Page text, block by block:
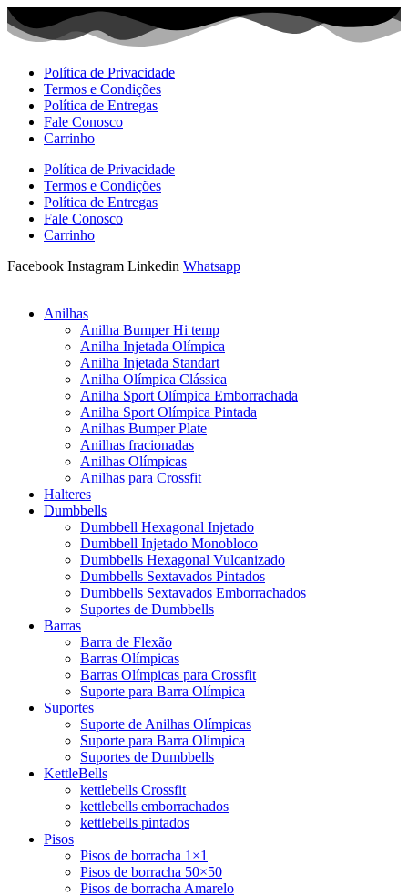
Ir
para
Política de Privacidade
Termos e Condições
Política de Entregas
Fale Conosco
Carrinho
Política de Privacidade
Termos e Condições
Política de Entregas
Fale Conosco
Carrinho
Facebook Instagram Linkedin Whatsapp
Anilhas
Anilha Bumper Hi temp
Anilha Injetada Olímpica
Anilha Injetada Standart
Anilha Olímpica Clássica
Anilha Sport Olímpica Emborrachada
Anilha Sport Olímpica Pintada
Anilhas Bumper Plate
Anilhas fracionadas
Anilhas Olímpicas
Anilhas para Crossfit
Halteres
Dumbbells
Dumbbell Hexagonal Injetado
Dumbbell Injetado Monobloco
Dumbbells Hexagonal Vulcanizado
Dumbbells Sextavados Pintados
Dumbbells Sextavados Emborrachados
Suportes de Dumbbells
Barras
Barra de Flexão
Barras Olímpicas
Barras Olímpicas para Crossfit
Suporte para Barra Olímpica
Suportes
Suporte de Anilhas Olímpicas
Suporte para Barra Olímpica
Suportes de Dumbbells
KettleBells
kettlebells Crossfit
kettlebells emborrachados
kettlebells pintados
Pisos
Pisos de borracha 1×1
Pisos de borracha 50×50
Pisos de borracha Amarelo